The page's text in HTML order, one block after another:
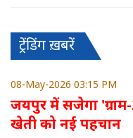
ट्रेंडिंग ख़बरें
08-May-2026 03:15 PM
जयपुर में सजेगा
खेती को नई पहचान